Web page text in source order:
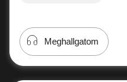
Meghallgatom